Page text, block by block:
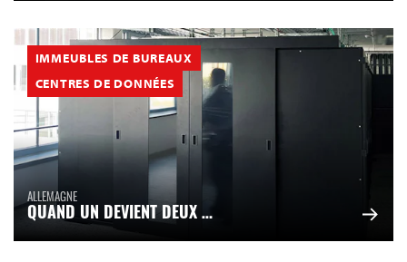
IMMEUBLES DE BUREAUX
CENTRES DE DONNÉES
ALLEMAGNE
QUAND UN DEVIENT DEUX …